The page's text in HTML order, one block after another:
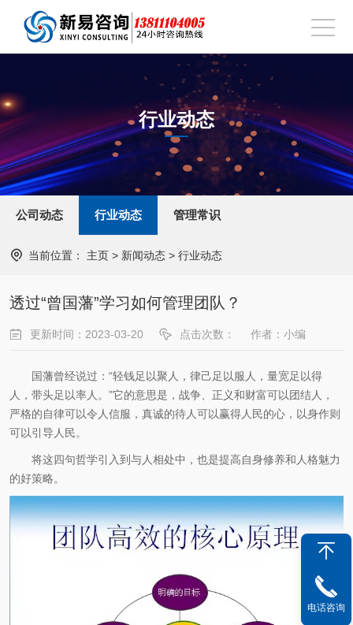
行业动态
公司动态 行业动态 管理常识
当前位置： 主页 > 新闻动态 > 行业动态
透过“曾国藩”学习如何管理团队？
更新时间：2023-03-20 点击次数： 作者：小编
国藩曾经说过：“轻钱足以聚人，律己足以服人，量宽足以得
人，带头足以率人。”它的意思是，战争、正义和财富可以团结人，
严格的自律可以令人信服，真诚的待人可以赢得人民的心，以身作则
可以引导人民。
将这四句哲学引入到与人相处中，也是提高自身修养和人格魅力
的好策略。
电话咨询